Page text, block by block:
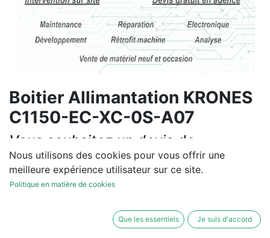
Boitier Allimantation KRONES
C1150-EC-XC-0S-A07
Vous souhaitez un devis de
réparation ou de vente, un
diagnostic sur site?
Nous utilisons des cookies pour vous offrir une
meilleure expérience utilisateur sur ce site.
Politique en matière de cookies
Que les essentiels Je suis d'accord